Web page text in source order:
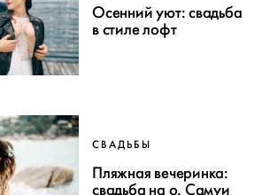
Осенний уют: свадьба
в стиле лофт
СВАДЬБЫ
Пляжная вечеринка:
свадьба на о. Самуи